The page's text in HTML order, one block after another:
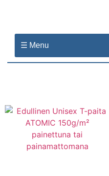
☰ Menu